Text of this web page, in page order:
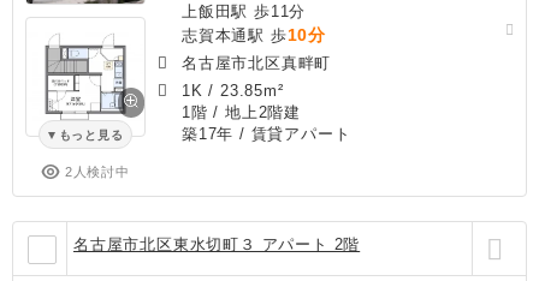
もっと見る
2人検討中
上飯田駅 歩11分
志賀本通駅 歩10分
名古屋市北区真畔町
1K / 23.85m²
1階 / 地上2階建
築17年 / 賃貸アパート
名古屋市北区東水切町３ アパート 2階